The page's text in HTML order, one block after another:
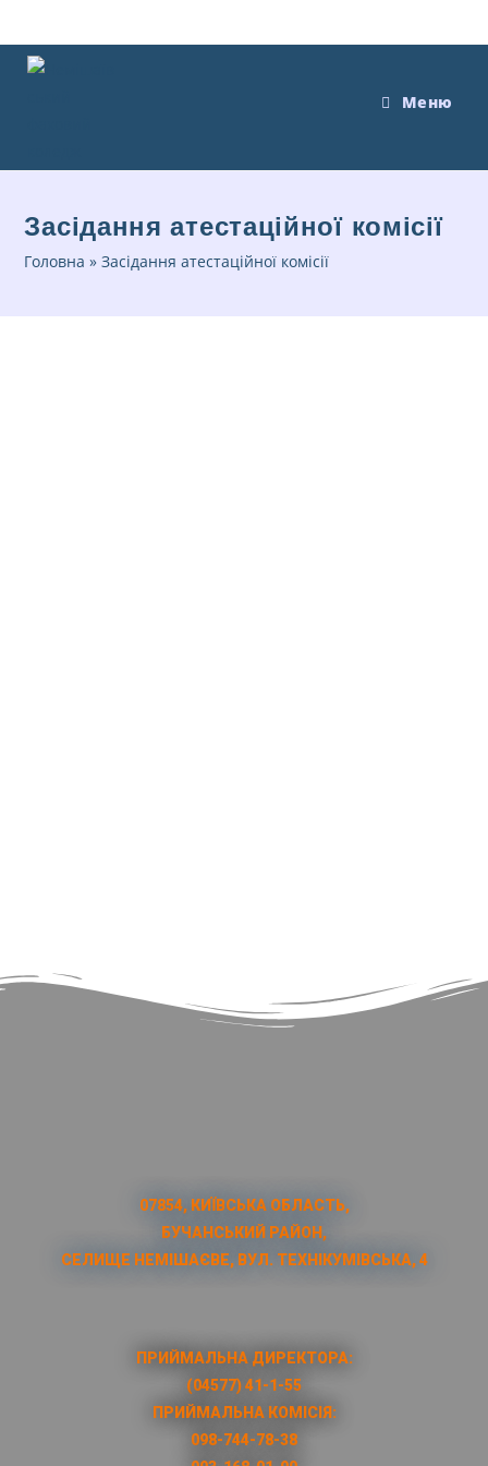
Меню
Засідання атестаційної комісії
Головна »Засідання атестаційної комісії
07854, КИЇВСЬКА ОБЛАСТЬ,
БУЧАНСЬКИЙ РАЙОН,
СЕЛИЩЕ НЕМІШАЄВЕ, ВУЛ. ТЕХНІКУМІВСЬКА, 4
ПРИЙМАЛЬНА ДИРЕКТОРА:
(04577) 41-1-55
ПРИЙМАЛЬНА КОМІСІЯ:
098-744-78-38